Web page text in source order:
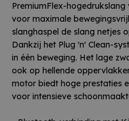
PremiumFlex-
voor maximale
slanghaspel de slang netjes
Dankzij het Plug 'n' Clean-
in één beweging. Het lage
ook op hellende
motor biedt hoge prestaties
voor intensieve